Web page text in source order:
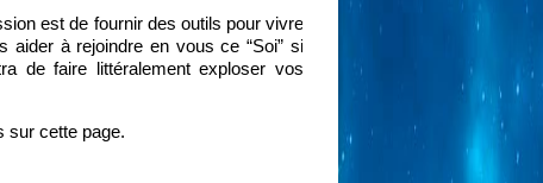
est de fournir des outils pour vivre
à rejoindre en vous ce “Soi” si
de faire littéralement exploser vos
sur cette page.